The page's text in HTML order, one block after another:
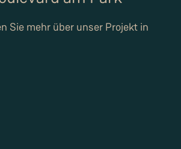
Sie mehr über unser Projekt in